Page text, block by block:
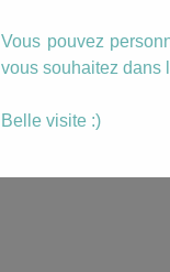
Vous pouvez
vous souhaitez dans
Belle visite :)